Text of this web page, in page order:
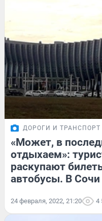
ДОРОГИ И ТРАНСПОРТ
«Может, в
отдыхаем»:
раскупают
автобусы. В
24 февраля, 2022, 21:20 4